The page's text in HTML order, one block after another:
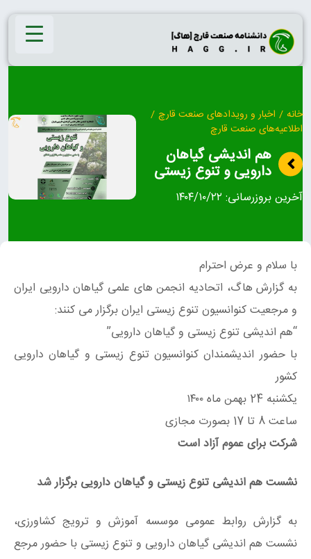
Skip
content
خانه / اخبار و رویدادهای صنعت قارچ /
اطلاعیه‌های صنعت قارچ
هم اندیشی گیاهان
دارویی و تنوع زیستی
آخرین بروزرسانی: ۱۴۰۴/۱۰/۲۲
با سلام و عرض احترام‌
به گزارش هاگ، اتحادیه انجمن های علمی گیاهان دارویی ایران
و مرجعیت کنوانسیون تنوع زیستی ایران برگزار می کنند:
“هم اندیشی تنوع زیستی و گیاهان دارویی”
با حضور اندیشمندان کنوانسیون تنوع زیستی و گیاهان دارویی
کشور
یکشنبه 24 بهمن ماه ۱۴۰۰
ساعت 8 تا 17 بصورت مجازی
شرکت برای عموم آزاد است
نشست هم اندیشی تنوع زیستی و گیاهان دارویی برگزار شد
به گزارش روابط عمومی موسسه آموزش و ترویج کشاورزی،
نشست هم اندیشی گیاهان دارویی و تنوع زیستی با حضور مرجع